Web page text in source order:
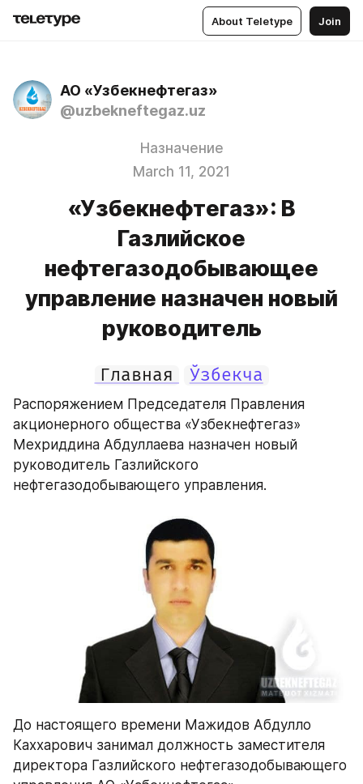
About Teletype Join
АО «Узбекнефтегаз»
@uzbekneftegaz.uz
Назначение
March 11, 2021
«Узбекнефтегаз»: В
Газлийское
нефтегазодобывающее
управление назначен новый
руководитель
Главная Ўзбекча
Распоряжением Председателя Правления
акционерного общества «Узбекнефтегаз»
Мехриддина Абдуллаева назначен новый
руководитель Газлийского
нефтегазодобывающего управления.
До настоящего времени Мажидов Абдулло
Каххарович занимал должность заместителя
директора Газлийского нефтегазодобывающего